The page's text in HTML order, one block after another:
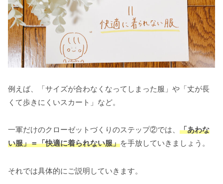
例えば、「サイズが合わなくなってしまった服」や「丈が長
くて歩きにくいスカート」など。
一軍だけのクローゼットづくりのステップ②では、 「あわな
い服」＝「快適に着られない服」を手放していきましょう。
それでは具体的にご説明していきます。